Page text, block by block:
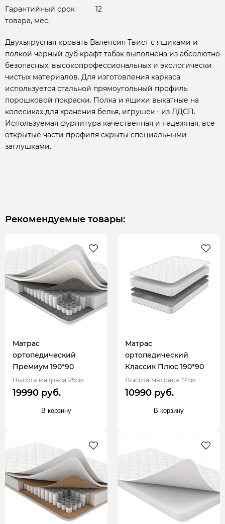
Гарантийный срок
товара, мес.
12
Двухъярусная кровать Валенсия Твист с ящиками и
полкой черный дуб крафт табак выполнена из абсолютно
безопасных, высокопрофессиональных и экологически
чистых материалов. Для изготовления каркаса
используется стальной прямоугольный профиль
порошковой покраски. Полка и ящики выкатные на
колесиках для хранения белья, игрушек - из ЛДСП.
Используемая фурнитура качественная и надежная, все
открытые части профиля скрыты специальными
заглушками.
Рекомендуемые товары:
Матрас
ортопедический
Премиум 190*90
Высота матраса 25см
19990 руб.
В корзину
Матрас
ортопедический
Классик Плюс 190*90
Высота матраса 17см
10990 руб.
В корзину